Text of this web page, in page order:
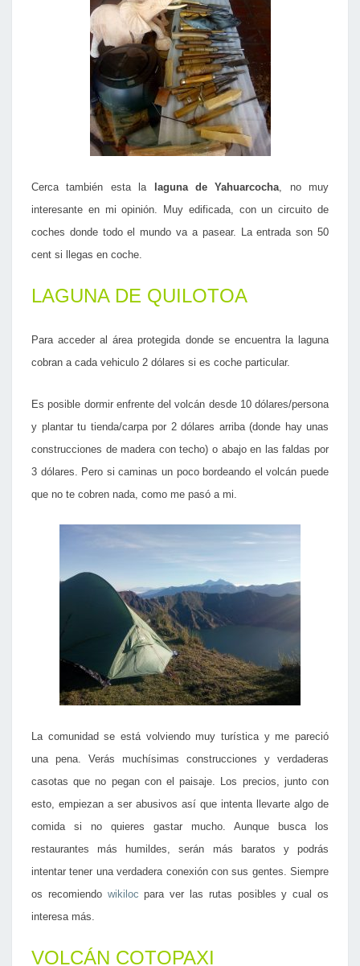
Cerca también esta la laguna de Yahuarcocha, no muy
interesante en mi opinión. Muy edificada, con un circuito de
coches donde todo el mundo va a pasear. La entrada son 50
cent si llegas en coche.
LAGUNA DE QUILOTOA
Para acceder al área protegida donde se encuentra la laguna
cobran a cada vehiculo 2 dólares si es coche particular.
Es posible dormir enfrente del volcán desde 10 dólares/persona
y plantar tu tienda/carpa por 2 dólares arriba (donde hay unas
construcciones de madera con techo) o abajo en las faldas por
3 dólares. Pero si caminas un poco bordeando el volcán puede
que no te cobren nada, como me pasó a mi.
La comunidad se está volviendo muy turística y me pareció
una pena. Verás muchísimas construcciones y verdaderas
casotas que no pegan con el paisaje. Los precios, junto con
esto, empiezan a ser abusivos así que intenta llevarte algo de
comida si no quieres gastar mucho. Aunque busca los
restaurantes más humildes, serán más baratos y podrás
intentar tener una verdadera conexión con sus gentes. Siempre
os recomiendo wikiloc para ver las rutas posibles y cual os
interesa más.
VOLCÁN COTOPAXI